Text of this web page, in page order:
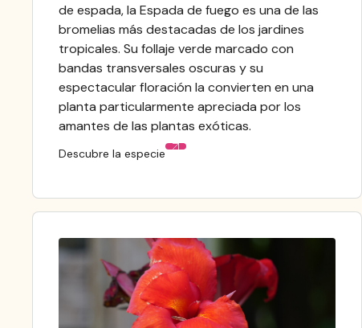
de espada, la Espada de fuego es una de las
bromelias más destacadas de los jardines
tropicales. Su follaje verde marcado con
bandas transversales oscuras y su
espectacular floración la convierten en una
planta particularmente apreciada por los
amantes de las plantas exóticas.
Descubre la especie